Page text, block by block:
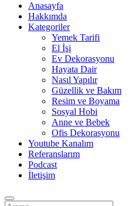
Anasayfa
Hakkımda
Kategoriler
Yemek Tarifi
El İşi
Ev Dekorasyonu
Hayata Dair
Nasıl Yapılır
Güzellik ve Bakım
Resim ve Boyama
Sosyal Hobi
Anne ve Bebek
Ofis Dekorasyonu
Youtube Kanalım
Referanslarım
Podcast
İletişim